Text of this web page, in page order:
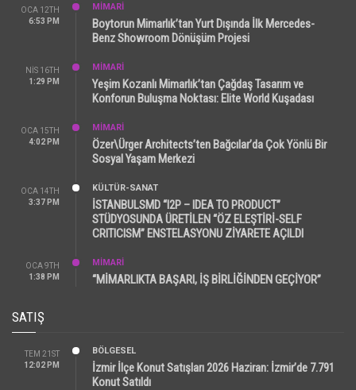
OCA 12TH
6:53 PM
MİMARİ
Boytorun Mimarlık’tan Yurt Dışında İlk Mercedes-
Benz Showroom Dönüşüm Projesi
NIS 16TH
1:29 PM
MİMARİ
Yeşim Kozanlı Mimarlık’tan Çağdaş Tasarım ve
Konforun Buluşma Noktası: Elite World Kuşadası
OCA 15TH
4:02 PM
MİMARİ
Özer\Ürger Architects’ten Bağcılar’da Çok Yönlü Bir
Sosyal Yaşam Merkezi
OCA 14TH
3:37 PM
KÜLTÜR-SANAT
İSTANBULSMD “I2P – IDEA TO PRODUCT”
STÜDYOSUNDA ÜRETİLEN “ÖZ ELEŞTİRİ-SELF
CRITICISM” ENSTELASYONU ZİYARETE AÇILDI
OCA 9TH
1:38 PM
MİMARİ
“MİMARLIKTA BAŞARI, İŞ BİRLİĞİNDEN GEÇİYOR”
SATIŞ
TEM 21ST
12:02 PM
BÖLGESEL
İzmir İlçe Konut Satışları 2026 Haziran: İzmir’de 7.791
Konut Satıldı